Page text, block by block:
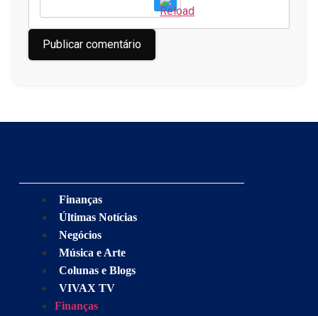
Finanças
Últimas Notícias
Negócios
Música e Arte
Colunas e Blogs
VIVAX TV
Finanças